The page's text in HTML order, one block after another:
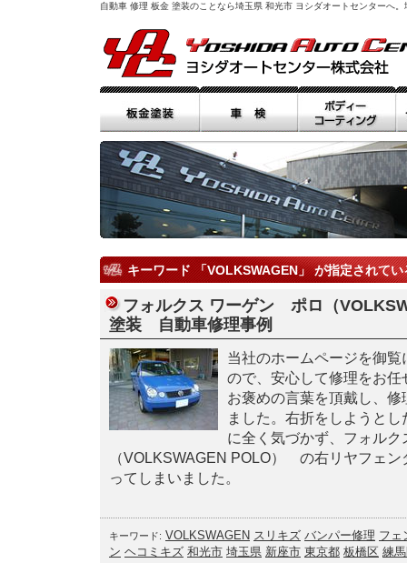
自動車 修理 板金 塗装のことなら埼玉県 和光市 ヨシダオートセンターへ
キーワード 「VOLKSWAGEN」 が指定されて
フォルクス ワーゲン ポロ（
塗装 自動車修理事例
当社のホームページを御
ので、安心して修理をお
お褒めの言葉を頂戴し、
ました。右折をしようと
に全く気づかず、フォル
（VOLKSWAGEN POLO） の右リヤフェン
ってしまいました。
キーワード: VOLKSWAGEN スリキズ バンパー修理 フェ
ン ヘコミキズ 和光市 埼玉県 新座市 東京都 板橋区 練